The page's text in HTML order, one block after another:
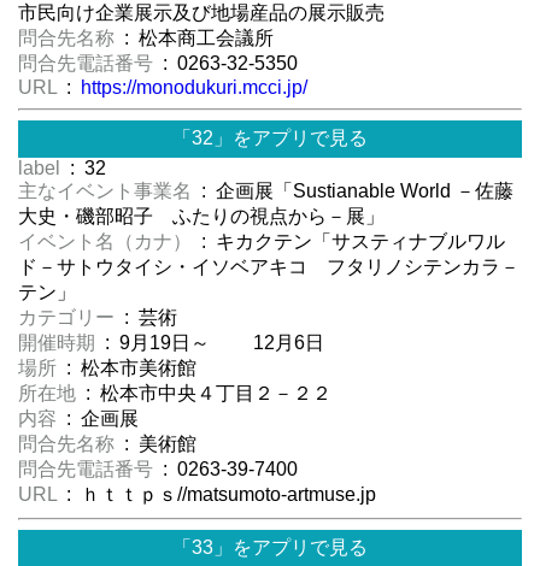
市民向け企業展示及び地場産品の展示販売
問合先名称 : 松本商工会議所
問合先電話番号 : 0263-32-5350
URL : https://monodukuri.mcci.jp/
「32」をアプリで見る
label
: 32
主なイベント事業名
: 企画展「Sustianable World －佐藤
大史・磯部昭子 ふたりの視点から－展」
イベント名（カナ）
: キカクテン「サスティナブルワル
ド－サトウタイシ・イソベアキコ フタリノシテンカラ－
テン」
カテゴリー : 芸術
開催時期
: 9月19日～ 12月6日
場所 : 松本市美術館
所在地 : 松本市中央４丁目２－２２
内容 : 企画展
問合先名称 : 美術館
問合先電話番号 : 0263-39-7400
URL : ｈｔｔｐｓ//matsumoto-artmuse.jp
「33」をアプリで見る